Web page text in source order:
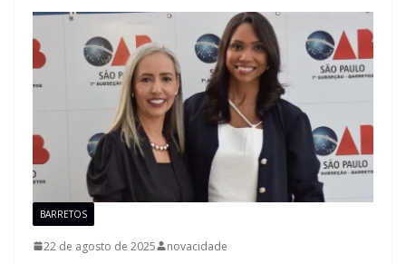
BARRETOS
22 de agosto de 2025 novacidade